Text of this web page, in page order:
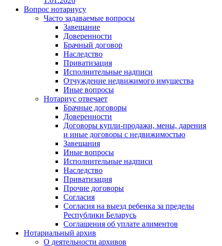
Вопрос нотариусу
Часто задаваемые вопросы
Завещание
Доверенности
Брачный договор
Наследство
Приватизация
Исполнительные надписи
Отчуждение недвижимого имущества
Иные вопросы
Нотариус отвечает
Брачные договоры
Доверенности
Договоры купли-продажи, мены, дарения
и иные договоры с недвижимостью
Завещания
Иные вопросы
Исполнительные надписи
Наследство
Приватизация
Прочие договоры
Согласия
Согласия на выезд ребенка за пределы
Республики Беларусь
Соглашения об уплате алиментов
Нотариальный архив
О деятельности архивов